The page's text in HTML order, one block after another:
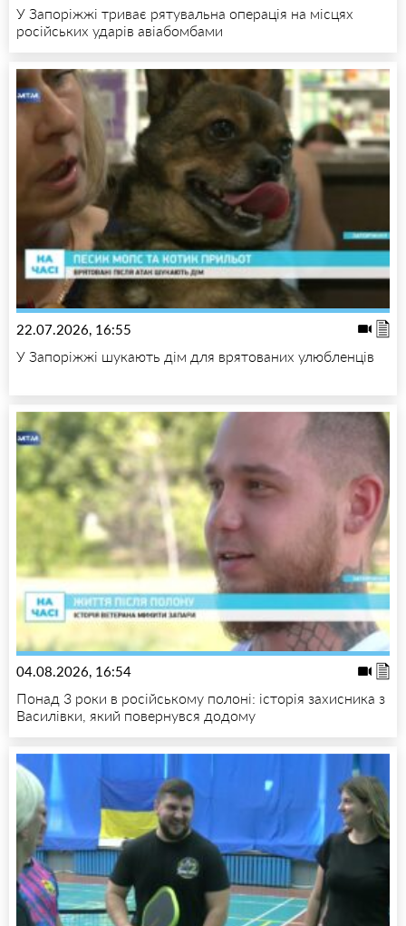
У Запоріжжі триває рятувальна операція на місцях
російських ударів авіабомбами
22.07.2026, 16:55
У Запоріжжі шукають дім для врятованих улюбленців
04.08.2026, 16:54
Понад 3 роки в російському полоні: історія захисника з
Василівки, який повернувся додому